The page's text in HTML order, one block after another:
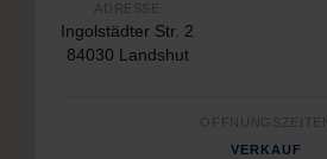
ADRESSE
Ingolstädter Str. 2
84030 Landshut
ÖFFNUNGSZEITEN
VERKAUF